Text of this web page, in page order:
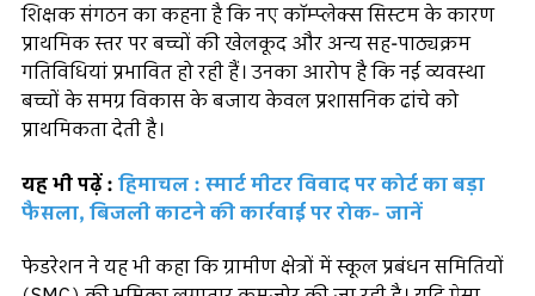
शिक्षक संगठन का कहना है कि नए कॉम्प्लेक्स सिस्टम के कारण
प्राथमिक स्तर पर बच्चों की खेलकूद और अन्य सह-पाठ्यक्रम
गतिविधियां प्रभावित हो रही हैं। उनका आरोप है कि नई व्यवस्था
बच्चों के समग्र विकास के बजाय केवल प्रशासनिक ढांचे को
प्राथमिकता देती है।
यह भी पढ़ें : हिमाचल : स्मार्ट मीटर विवाद पर कोर्ट का बड़ा
फैसला, बिजली काटने की कार्रवाई पर रोक- जानें
फेडरेशन ने यह भी कहा कि ग्रामीण क्षेत्रों में स्कूल प्रबंधन समितियों